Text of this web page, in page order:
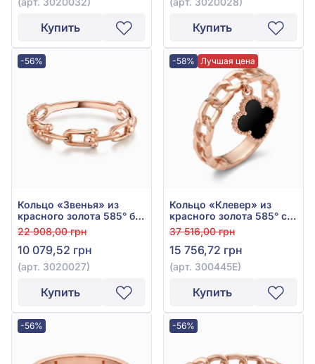
Купить Купить
-56%
Кольцо «Звенья» из
красного золота 585° без
вставки, арт. 3020027
22 908,00 грн
10 079,52 грн
(арт. 3020027)
Купить
-58% Лучшая цена
Кольцо «Клевер» из
красного золота 585° с
чёрной эмалью, арт.
300445Е
37 516,00 грн
15 756,72 грн
(арт. 300445Е)
Купить
-56% -56%